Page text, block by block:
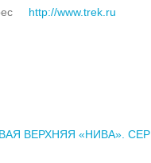
http://www.trek.ru
ВЕРХНЯЯ «НИВА».